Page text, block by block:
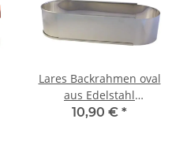
Lares Backrahmen oval
aus Edelstahl
ausziehbar 27 - 40 cm -
10,90 € *